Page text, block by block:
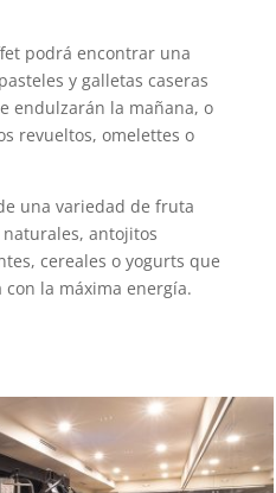
podrá encontrar una
y galletas caseras
endulzarán la mañana, o
revueltos, omelettes o
una variedad de fruta
antojitos
cereales o yogurts que
la máxima energía.